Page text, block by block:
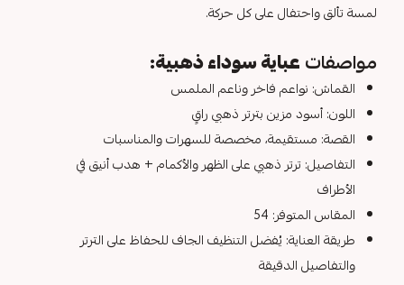
لمسة تألق واحتفال على كل حركة.
مواصفاتعباية سوداء ذهبية:
القماش: نواعم فاخر وناعم الملمس
اللون: أسود مزين بترتر ذهبي راقٍ
القصة: مستقيمة، مخصصة للسهرات والمناسبات
التفاصيل: ترتر ذهبي على الظهر والأكمام + هدب أنيق في
الأطراف
المقاس المتوفر: 54
طريقة العناية: يُفضل التنظيف الجاف للحفاظ على الترتر
والتفاصيل الدقيقة